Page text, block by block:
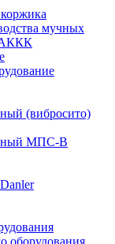
мучных
(вибросито)
МПС-В
оборудования